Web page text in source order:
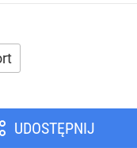
UDOSTĘPNIJ